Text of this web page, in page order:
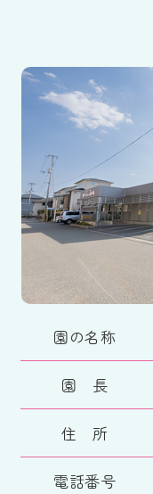
園の名称
園 長
住 所
電話番号